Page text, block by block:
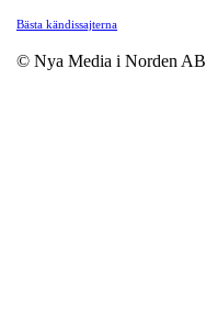
Bästa kändissajterna
© Nya Media i Norden AB